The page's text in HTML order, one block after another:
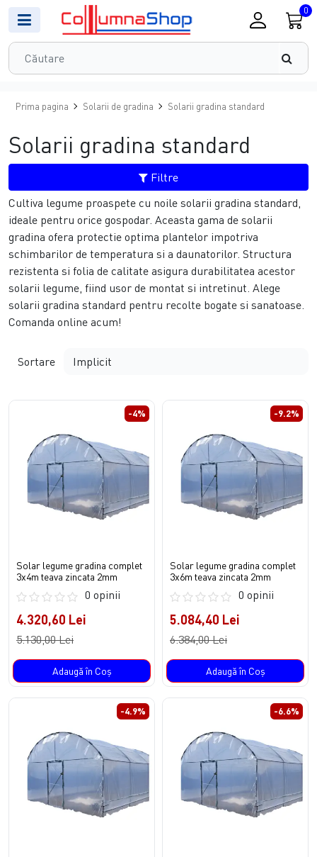
0
Prima pagina Solarii de gradina Solarii gradina standard
Solarii gradina standard
Filtre
Cultiva legume proaspete cu noile solarii gradina standard,
ideale pentru orice gospodar. Aceasta gama de solarii
gradina ofera protectie optima plantelor impotriva
schimbarilor de temperatura si a daunatorilor. Structura
rezistenta si folia de calitate asigura durabilitatea acestor
solarii legume, fiind usor de montat si intretinut. Alege
solarii gradina standard pentru recolte bogate si sanatoase.
Comanda online acum!
Sortare
-4%
Solar legume gradina complet
3x4m teava zincata 2mm
0 opinii
4.320,60 Lei
5.130,00 Lei
Adaugă în Coş
-9.2%
Solar legume gradina complet
3x6m teava zincata 2mm
0 opinii
5.084,40 Lei
6.384,00 Lei
Adaugă în Coş
-4.9% -6.6%